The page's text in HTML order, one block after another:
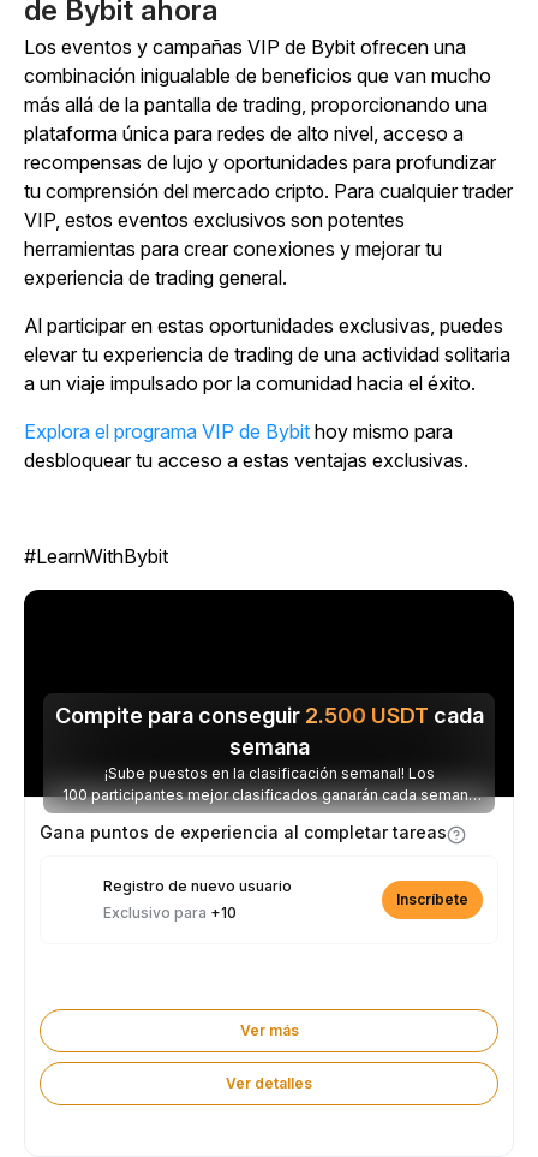
de Bybit ahora
Los eventos y campañas VIP de Bybit ofrecen una
combinación inigualable de beneficios que van mucho
más allá de la pantalla de trading, proporcionando una
plataforma única para redes de alto nivel, acceso a
recompensas de lujo y oportunidades para profundizar
tu comprensión del mercado cripto. Para cualquier trader
VIP, estos eventos exclusivos son potentes
herramientas para crear conexiones y mejorar tu
experiencia de trading general.
Al participar en estas oportunidades exclusivas, puedes
elevar tu experiencia de trading de una actividad solitaria
a un viaje impulsado por la comunidad hacia el éxito.
Explora el programa VIP de Bybit hoy mismo para
desbloquear tu acceso a estas ventajas exclusivas.
#LearnWithBybit
Compite para conseguir 2.500 USDT cada
semana
¡Sube puestos en la clasificación semanal! Los
100 participantes mejor clasificados ganarán cada semana
parte de los 2.500 USDT disponibles.
Gana puntos de experiencia al completar tareas
Registro de nuevo usuario
Exclusivo para +10
Inscríbete
Ver más
Ver detalles